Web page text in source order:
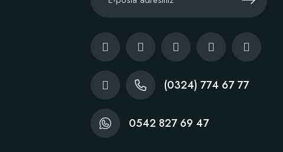
(0324) 774 67 77
0542 827 69 47